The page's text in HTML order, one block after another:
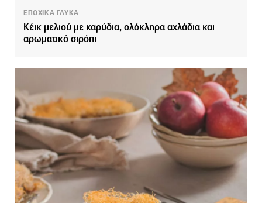
ΕΠΟΧΙΚΑ ΓΛΥΚΑ
Κέικ μελιού με καρύδια, ολόκληρα αχλάδια και
αρωματικό σιρόπι